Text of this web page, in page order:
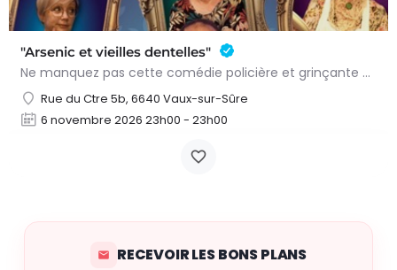
"Arsenic et vieilles dentelles"
Ne manquez pas cette comédie policière et grinçante de Joseph Kesselring, adaptée et mise en scène par Benoît…
Rue du Ctre 5b, 6640 Vaux-sur-Sûre
6 novembre 2026 23h00 - 23h00
RECEVOIR LES BONS PLANS